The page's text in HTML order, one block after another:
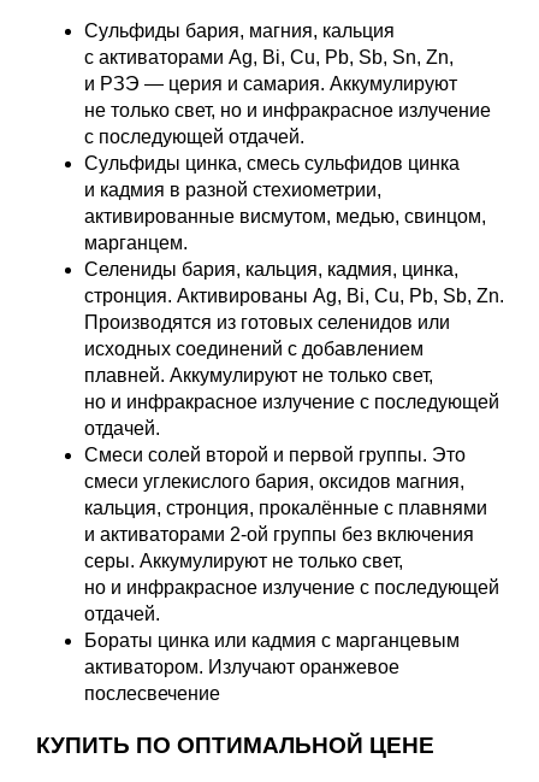
Сульфиды бария, магния, кальция
с активаторами Ag, Bi, Cu, Pb, Sb, Sn, Zn,
и РЗЭ — церия и самария. Аккумулируют
не только свет, но и инфракрасное излучение
с последующей отдачей.
Сульфиды цинка, смесь сульфидов цинка
и кадмия в разной стехиометрии,
активированные висмутом, медью, свинцом,
марганцем.
Селениды бария, кальция, кадмия, цинка,
стронция. Активированы Ag, Bi, Cu, Pb, Sb, Zn.
Производятся из готовых селенидов или
исходных соединений с добавлением
плавней. Аккумулируют не только свет,
но и инфракрасное излучение с последующей
отдачей.
Смеси солей второй и первой группы. Это
смеси углекислого бария, оксидов магния,
кальция, стронция, прокалённые с плавнями
и активаторами 2-ой группы без включения
серы. Аккумулируют не только свет,
но и инфракрасное излучение с последующей
отдачей.
Бораты цинка или кадмия с марганцевым
активатором. Излучают оранжевое
послесвечение
КУПИТЬ ПО ОПТИМАЛЬНОЙ ЦЕНЕ